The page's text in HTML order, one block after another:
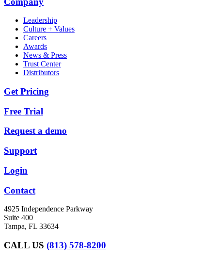
Leadership
Culture + Values
Careers
Awards
News & Press
Trust Center
Distributors
Get Pricing
Free Trial
Request a demo
Support
Login
Contact
4925 Independence Parkway
Suite 400
Tampa, FL 33634
CALL US (813) 578-8200